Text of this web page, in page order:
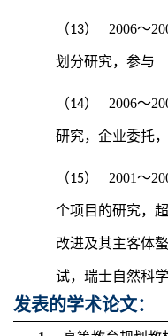
（13） 2006～
划分研究，参与
（14） 2006～
研究，企业委托
（15） 2001～
个项目的研究，
改进及其主客体
试，瑞士自然科学
发表的学术论文：